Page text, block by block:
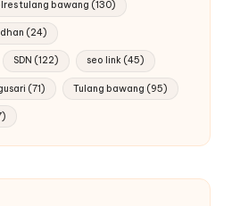
tulang bawang (130)
(24)
SDN (122) seo link(45)
(71) Tulang bawang (95)